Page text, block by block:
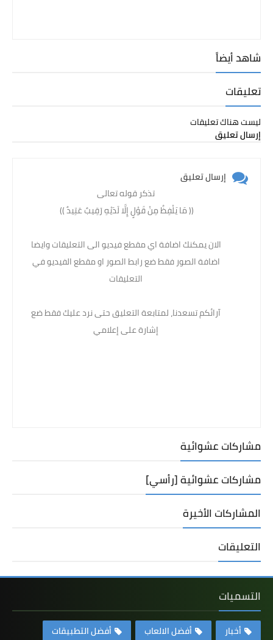
شاهد أيضاً
تعليقات
ليست هناك تعليقات
إرسال تعليق
إرسال تعليق
تذكر قوله تعالى
(( مَا يَلْفِظُ مِنْ قَوْلٍ إِلَّا لَدَيْهِ رَقِيبٌ عَتِيدٌ )) ‏
الان يمكنك اضافة اي مقطع فيديو الى التعليقات وايضا
اضافة الصور فقط ضع رابط الصور او مقطع الفيديو في
التعليقات
آرائكم تسعدنا، لمتابعة التعليق حتى نرد عليك فقط ضع
إشارة على إعلامي
مشاركات عشوائية
مشاركات عشوائية [رأسي]
المشاركات الأخيرة
التعليقات
التسميات
أخبار أفضل الالعاب
أفضل التطبيقات